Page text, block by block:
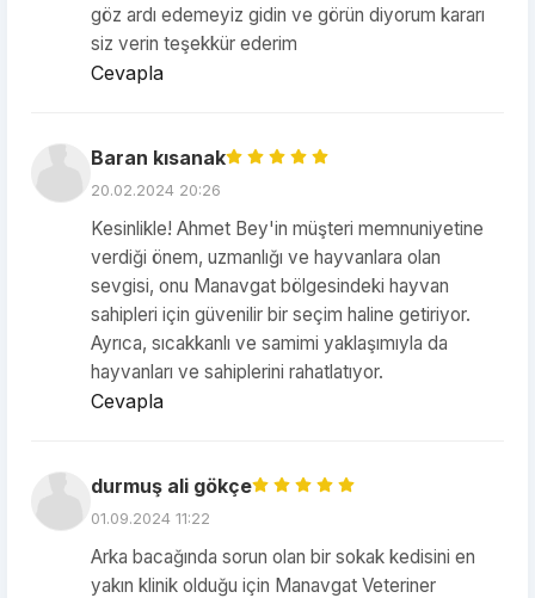
göz ardı edemeyiz gidin ve görün diyorum kararı
siz verin teşekkür ederim
Cevapla
Baran kısanak
20.02.2024 20:26
Kesinlikle! Ahmet Bey'in müşteri memnuniyetine
verdiği önem, uzmanlığı ve hayvanlara olan
sevgisi, onu Manavgat bölgesindeki hayvan
sahipleri için güvenilir bir seçim haline getiriyor.
Ayrıca, sıcakkanlı ve samimi yaklaşımıyla da
hayvanları ve sahiplerini rahatlatıyor.
Cevapla
durmuş ali gökçe
01.09.2024 11:22
Arka bacağında sorun olan bir sokak kedisini en
yakın klinik olduğu için Manavgat Veteriner